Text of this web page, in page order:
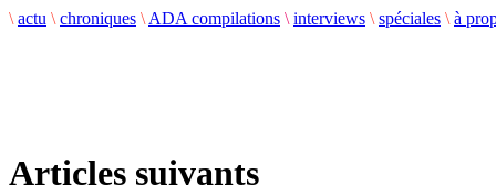
\ actu \ chroniques \ ADA compilations \ interviews \ spéciales \ à
Articles suivants